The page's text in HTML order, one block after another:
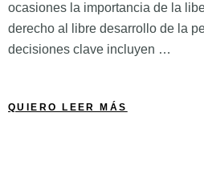
ocasiones la importancia de la
derecho al libre desarrollo de la
decisiones clave incluyen …
QUIERO LEER MÁS